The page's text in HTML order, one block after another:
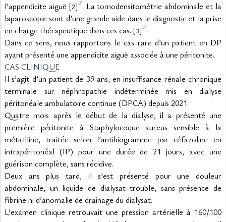
l’appendicite aiguë [2] . La tomodensitométrie abdominale et la
laparoscopie sont d’une grande aide dans le diagnostic et la prise
en charge thérapeutique dans ces cas. [3]
Dans ce sens, nous rapportons le cas rare d’un patient en DP
ayant présenté une appendicite aiguë associée à une péritonite.
CAS CLINIQUE
Il s’agit d’un patient de 39 ans, en insuffisance rénale chronique
terminale sur néphropathie indéterminée mis en dialyse
péritonéale ambulatoire continue (DPCA) depuis 2021.
Quatre mois après le début de la dialyse, il a présenté une
première péritonite à Staphylocoque aureus sensible à la
méticilline, traitée selon l’antibiogramme par céfazoline en
intrapéritonéal (IP) pour une durée de 21 jours, avec une
guérison complète, sans récidive.
Deux ans plus tard, il s’est présenté pour une douleur
abdominale, un liquide de dialysat trouble, sans présence de
fibrine ni d’anomalie de drainage du dialysat.
L’examen clinique retrouvait une pression artérielle à 160/100